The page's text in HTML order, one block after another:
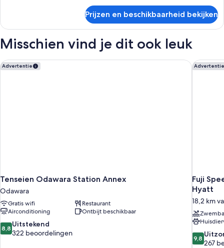
1
King
Bed（No-
pets
Allowed）
2
Beds
1
King
Prijzen en beschikbaarheid bekijken
Misschien vind je dit ook leuk
Advertentie
Tenseien Odawara Station Annex
Odawara
Gratis wifi
Restaurant
Airconditioning
Ontbijt beschikbaar
8.8
van
8,8 Uitstekend
322 beoordelingen
Tenseien Odawara Station Annex Advertentie
Fuji
Hyatt
18,2 km
9.8
van
9,8
267
Fuji